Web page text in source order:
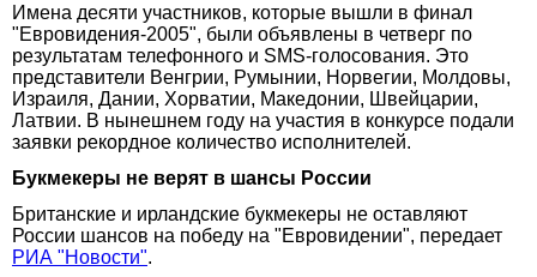
Имена десяти участников, которые вышли в финал
"Евровидения-2005", были объявлены в четверг по
результатам телефонного и SMS-голосования. Это
представители Венгрии, Румынии, Норвегии, Молдовы,
Израиля, Дании, Хорватии, Македонии, Швейцарии,
Латвии. В нынешнем году на участия в конкурсе подали
заявки рекордное количество исполнителей.
Букмекеры не верят в шансы России
Британские и ирландские букмекеры не оставляют
России шансов на победу на "Евровидении", передает
РИА "Новости".